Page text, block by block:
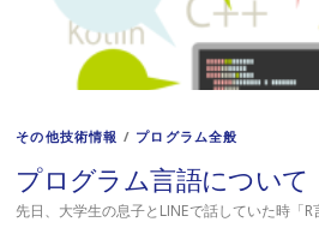
その他技術情報 / プログラム全般
プログラム言語について
先日、大学生の息子とLINEで話していた時「